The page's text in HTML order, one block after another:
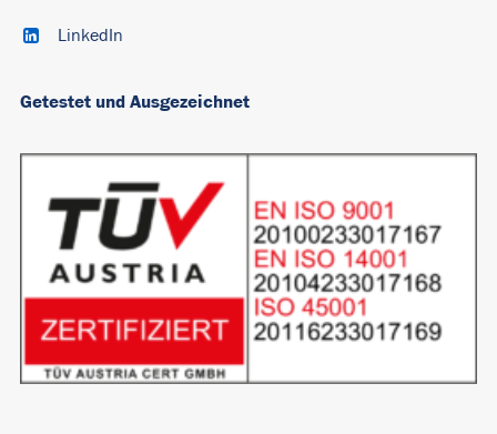
LinkedIn
Getestet und Ausgezeichnet